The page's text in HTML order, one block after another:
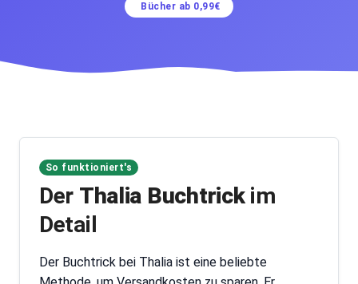
Bücher ab 0,99€
So funktioniert's
Der Thalia Buchtrickim
Detail
Der Buchtrick bei Thalia ist eine beliebte